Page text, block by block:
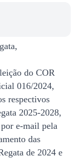
do COR
016/2024,
respectivos
2025-2028,
e-mail pela
das
de 2024 e